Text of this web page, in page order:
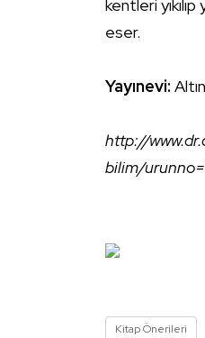
kentleri
eser.
Yayınevi:
http://
bilim/
Kitap Önerileri